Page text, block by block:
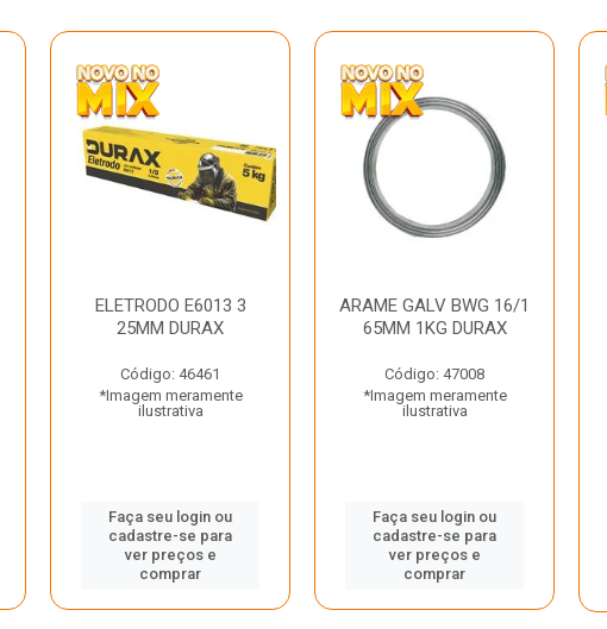
ELETRODO E6013 3
25MM DURAX
Código: 46461
*Imagem meramente
ilustrativa
Faça seu login ou
cadastre-se para
ver preços e
comprar
ARAME GALV BWG 16/1
65MM 1KG DURAX
Código: 47008
*Imagem meramente
ilustrativa
Faça seu login ou
cadastre-se para
ver preços e
comprar